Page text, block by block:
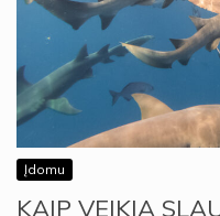
Įdomu
KAIP VEIKIA